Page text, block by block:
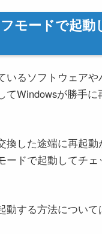
モードで起動
いるソフトウェア
てWindowsが勝手に
換した途端に再起
ードで起動してチェ
動する方法について